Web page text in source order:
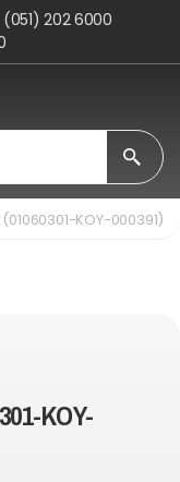
(051) 202 6000
KOY-000391)
KOY-